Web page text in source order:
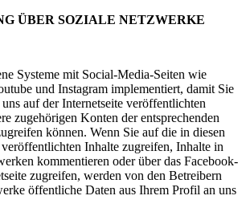
ÜBER SOZIALE NETZWERKE
Systeme mit Social-Media-Seiten wie
und Instagram implementiert, damit Sie
auf der Internetseite veröffentlichten
zugehörigen Konten der entsprechenden
können. Wenn Sie auf die in diesen
Inhalte zugreifen, Inhalte in
kommentieren oder über das Facebook-
zugreifen, werden von den Betreibern
öffentliche Daten aus Ihrem Profil an uns